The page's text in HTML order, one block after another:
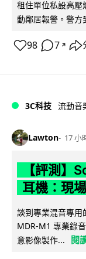
租住單位私設高壓
動鄰居報警。警方
98 7 ↗
3C科技 流動音
Lawton 17 小
【評測】
耳機：現
談到專業混音專用
MDR-M1 專業錄
意影像製作...
閱